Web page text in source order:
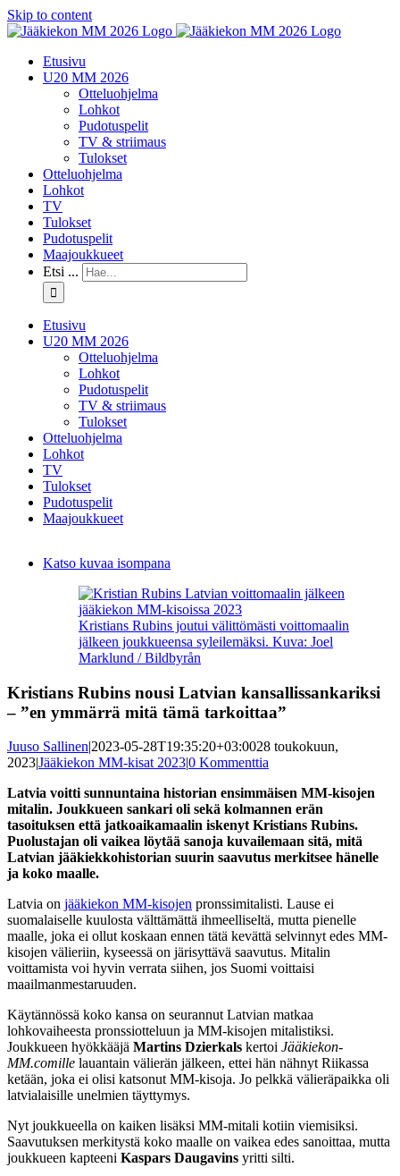
Skip to content
Etusivu
U20 MM 2026
Otteluohjelma
Lohkot
Pudotuspelit
TV & striimaus
Tulokset
Otteluohjelma
Lohkot
TV
Tulokset
Pudotuspelit
Maajoukkueet
Etsi ...
Etusivu
U20 MM 2026
Otteluohjelma
Lohkot
Pudotuspelit
TV & striimaus
Tulokset
Otteluohjelma
Lohkot
TV
Tulokset
Pudotuspelit
Maajoukkueet
Katso kuvaa isompana
Kristians Rubins joutui välittömästi voittomaalin
jälkeen joukkueensa syleilemäksi. Kuva: Joel
Marklund / Bildbyrån
Kristians Rubins nousi Latvian kansallissankariksi
– ”en ymmärrä mitä tämä tarkoittaa”
Juuso Sallinen|2023-05-28T19:35:20+03:0028 toukokuun,
2023|Jääkiekon MM-kisat 2023|0 Kommenttia
Latvia voitti sunnuntaina historian ensimmäisen MM-kisojen
mitalin. Joukkueen sankari oli sekä kolmannen erän
tasoituksen että jatkoaikamaalin iskenyt Kristians Rubins.
Puolustajan oli vaikea löytää sanoja kuvailemaan sitä, mitä
Latvian jääkiekkohistorian suurin saavutus merkitsee hänelle
ja koko maalle.
Latvia on jääkiekon MM-kisojen pronssimitalisti. Lause ei
suomalaiselle kuulosta välttämättä ihmeelliseltä, mutta pienelle
maalle, joka ei ollut koskaan ennen tätä kevättä selvinnyt edes MM-
kisojen välieriin, kyseessä on järisyttävä saavutus. Mitalin
voittamista voi hyvin verrata siihen, jos Suomi voittaisi
maailmanmestaruuden.
Käytännössä koko kansa on seurannut Latvian matkaa
lohkovaiheesta pronssiotteluun ja MM-kisojen mitalistiksi.
Joukkueen hyökkääjä Martins Dzierkals kertoi Jääkiekon-
MM.comille lauantain välierän jälkeen, ettei hän nähnyt Riikassa
ketään, joka ei olisi katsonut MM-kisoja. Jo pelkkä välieräpaikka oli
latvialaisille unelmien täyttymys.
Nyt joukkueella on kaiken lisäksi MM-mitali kotiin viemisiksi.
Saavutuksen merkitystä koko maalle on vaikea edes sanoittaa, mutta
joukkueen kapteeni Kaspars Daugavins yritti silti.